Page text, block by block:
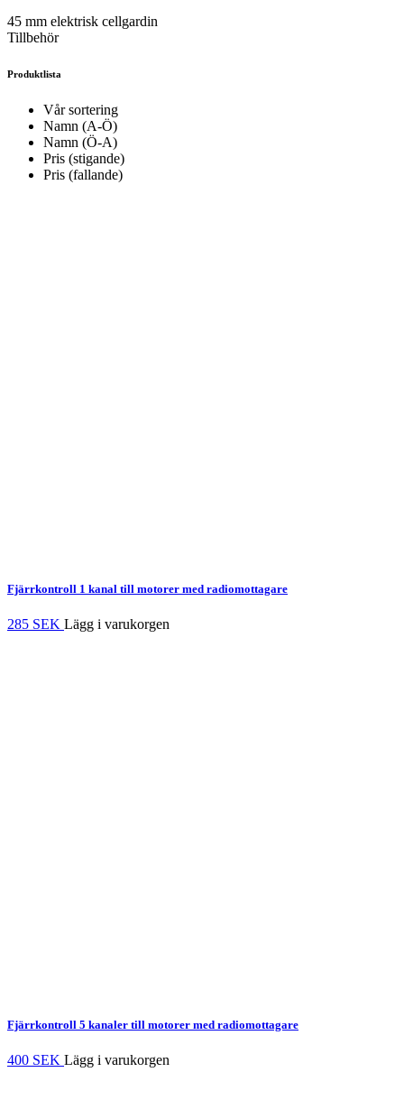
45 mm elektrisk cellgardin
Tillbehör
Produktlista
Vår sortering
Namn (A-Ö)
Namn (Ö-A)
Pris (stigande)
Pris (fallande)
Fjärrkontroll 1 kanal till motorer med radiomottagare
285 SEK Lägg i varukorgen
Fjärrkontroll 5 kanaler till motorer med radiomottagare
400 SEK Lägg i varukorgen